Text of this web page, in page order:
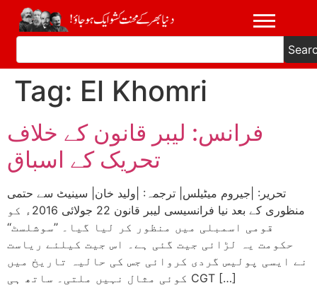
Tag: El Khomri
فرانس: لیبر قانون کے خلاف
تحریک کے اسباق
تحریر: |جیروم میٹیلس| ترجمہ: |ولید خان| سینیٹ سے حتمی
منظوری کے بعد نیا فرانسیسی لیبر قانون 22 جولائی 2016ء کو
قومی اسمبلی میں منظور کر لیا گیا۔ ’’سوشلسٹ‘‘
حکومت یہ لڑائی جیت گئی ہے۔ اس جیت کیلئے ریاست
نے ایسی پولیس گردی کروائی جس کی حالیہ تاریخ میں
کوئی مثال نہیں ملتی۔ ساتھ ہی CGT […]